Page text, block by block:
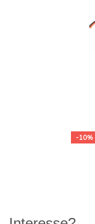
-10%